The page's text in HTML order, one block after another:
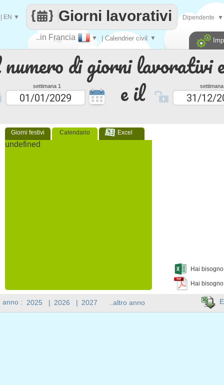
di giorni lavorativi
settimana 1 e il
Giorni festivi Calendario Excel
undefined
Hai
Hai
Fai
contare
..in Francia ▼ | Calendrier civil ▼
Giorni lavorativi
EN ▼ Dipendente ▼
anno : 2025 | 2026 | 2027 ..altro anno